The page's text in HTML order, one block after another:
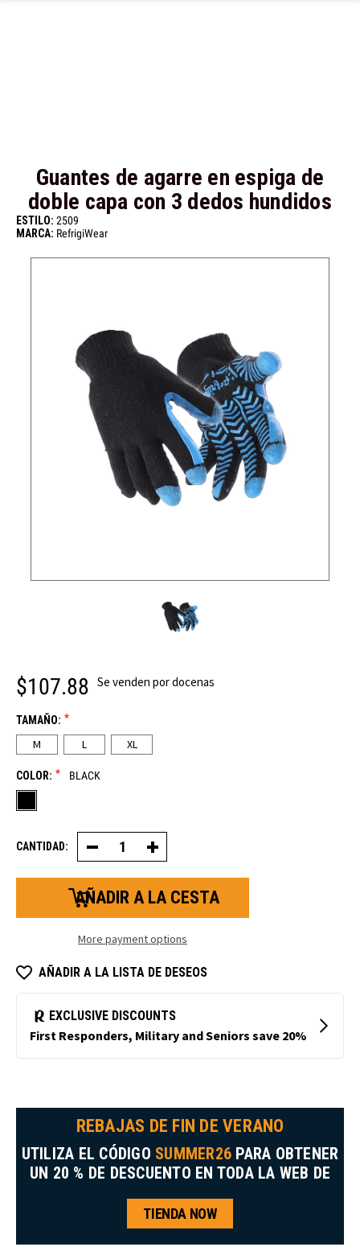
Guantes de agarre en espiga de
doble capa con 3 dedos hundidos
ESTILO: 2509
MARCA: RefrigiWear
$107.88 Se venden por docenas
TAMAÑO: *
M L XL
COLOR: * BLACK
CANTIDAD: Disminución
de
la
cantidad
de
antideslizantes
doble
con
diseño
y
3
dedos
recubiertos.
Aumentar
la
cantidad
guantes
agarre
espiga
doble
capa
dedos
recubiertos.
More payment options
AÑADIR A LA LISTA DE DESEOS
REBAJAS DE FIN DE VERANO
UTILIZA EL CÓDIGO SUMMER26 PARA OBTENER
UN 20 % DE DESCUENTO EN TODA LA WEB DE
TIENDA NOW